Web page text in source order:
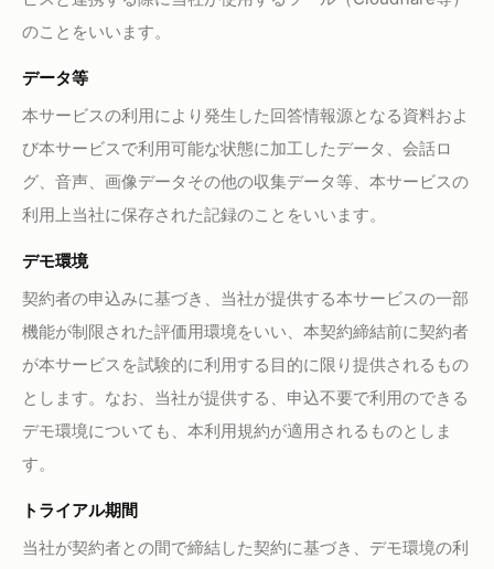
のことをいいます。
データ等
本サービスの利用により発生した回答情報源となる資料およ
び本サービスで利用可能な状態に加工したデータ、会話ロ
グ、音声、画像データその他の収集データ等、本サービスの
利用上当社に保存された記録のことをいいます。
デモ環境
契約者の申込みに基づき、当社が提供する本サービスの一部
機能が制限された評価用環境をいい、本契約締結前に契約者
が本サービスを試験的に利用する目的に限り提供されるもの
とします。なお、当社が提供する、申込不要で利用のできる
デモ環境についても、本利用規約が適用されるものとしま
す。
トライアル期間
当社が契約者との間で締結した契約に基づき、デモ環境の利